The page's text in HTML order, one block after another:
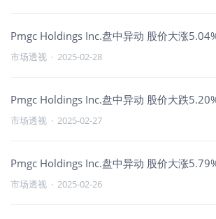
Pmgc Holdings Inc.盘中异动 股价大涨
市场透视 · 2025-02-28
Pmgc Holdings Inc.盘中异动 股价大跌
市场透视 · 2025-02-27
Pmgc Holdings Inc.盘中异动 股价大涨
市场透视 · 2025-02-26